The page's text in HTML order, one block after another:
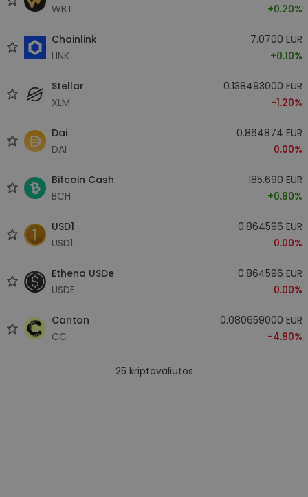
WBT
+0.20%
Chainlink
LINK
7.0700 EUR
+0.10%
Stellar
XLM
0.138493000 EUR
-1.20%
Dai
DAI
0.864874 EUR
0.00%
Bitcoin Cash
BCH
185.690 EUR
+0.80%
USD1
USD1
0.864596 EUR
0.00%
Ethena USDe
USDE
0.864596 EUR
0.00%
Canton
CC
0.080659000 EUR
-4.80%
25 kriptovaliutos